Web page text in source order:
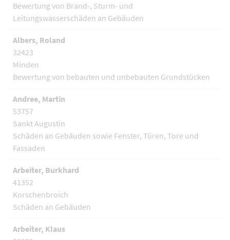
Bewertung von Brand-, Sturm- und
Leitungswasserschäden an Gebäuden
Albers, Roland
32423
Minden
Bewertung von bebauten und unbebauten Grundstücken
Andree, Martin
53757
Sankt Augustin
Schäden an Gebäuden sowie Fenster, Türen, Tore und
Fassaden
Arbeiter, Burkhard
41352
Korschenbroich
Schäden an Gebäuden
Arbeiter, Klaus